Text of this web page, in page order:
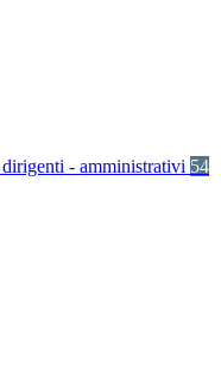
- amministrativi 54